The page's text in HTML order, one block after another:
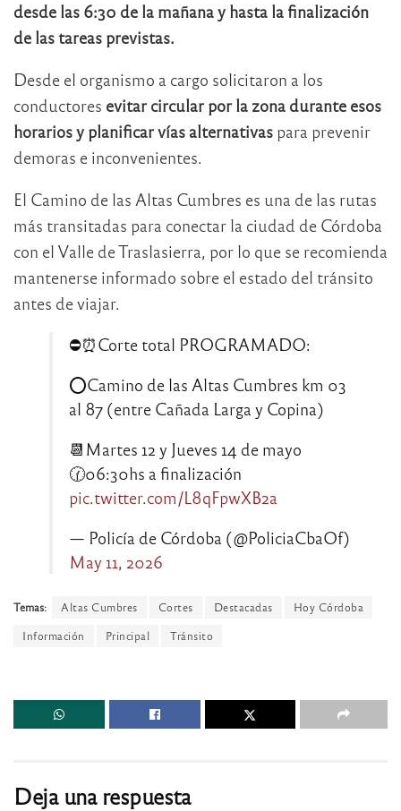
desde las 6:30 de la mañana y hasta la finalización
de las tareas previstas.
Desde el organismo a cargo solicitaron a los
conductores evitar circular por la zona durante esos
horarios y planificar vías alternativas para prevenir
demoras e inconvenientes.
El Camino de las Altas Cumbres es una de las rutas
más transitadas para conectar la ciudad de Córdoba
con el Valle de Traslasierra, por lo que se recomienda
mantenerse informado sobre el estado del tránsito
antes de viajar.
⛔⏰Corte total PROGRAMADO:
⭕Camino de las Altas Cumbres km 03
al 87 (entre Cañada Larga y Copina)
📆Martes 12 y Jueves 14 de mayo
🕜06:30hs a finalización
pic.twitter.com/L8qFpwXB2a
— Policía de Córdoba (@PoliciaCbaOf)
May 11, 2026
Temas: Altas Cumbres Cortes Destacadas
Hoy Córdoba
Información
Principal Tránsito
Deja una respuesta